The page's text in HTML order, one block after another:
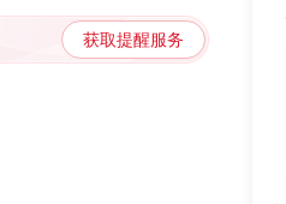
置业顾问还向网友讲解
取欧式建筑精髓，以欧式
中心花园、一个森林式私
获取提醒服务